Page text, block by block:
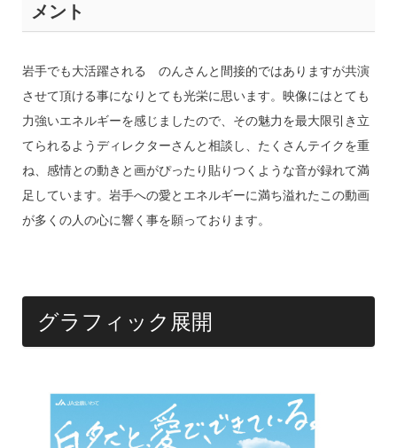
メント
岩手でも大活躍される のんさんと間接的ではありますが共演
させて頂ける事になりとても光栄に思います。映像にはとても
力強いエネルギーを感じましたので、その魅力を最大限引き立
てられるようディレクターさんと相談し、たくさんテイクを重
ね、感情との動きと画がぴったり貼りつくような音が録れて満
足しています。岩手への愛とエネルギーに満ち溢れたこの動画
が多くの人の心に響く事を願っております。
グラフィック展開